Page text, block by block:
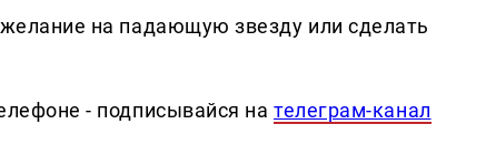
на падающую звезду или сделать
- подписывайся нателеграм-канал